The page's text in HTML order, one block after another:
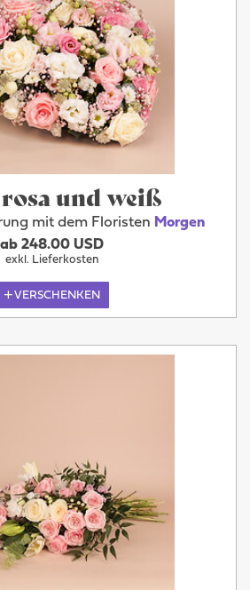
und weiß
mit dem Floristen Morgen
ab 248.00 USD
exkl. Lieferkosten
VERSCHENKEN